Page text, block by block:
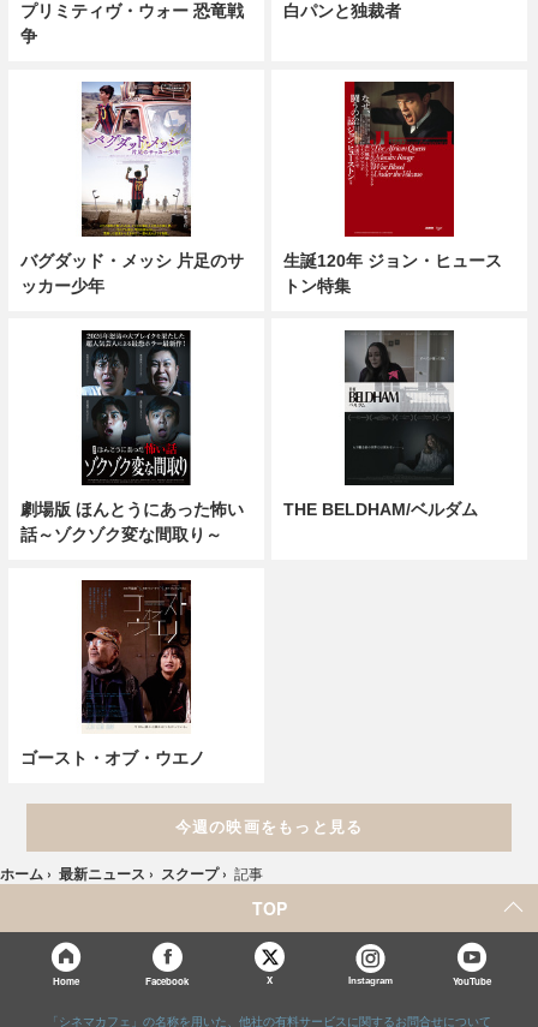
プリミティヴ・ウォー 恐竜戦
争
白パンと独裁者
バグダッド・メッシ 片足のサ
ッカー少年
生誕120年 ジョン・ヒュース
トン特集
劇場版 ほんとうにあった怖い
話～ゾクゾク変な間取り～
THE BELDHAM/ベルダム
ゴースト・オブ・ウエノ
今週の映画をもっと見る
ホーム › 最新ニュース › スクープ › 記事
TOP
Home Facebook X Instagram YouTube
「シネマカフェ」の名称を用いた、他社の有料サービスに関するお問合せについて